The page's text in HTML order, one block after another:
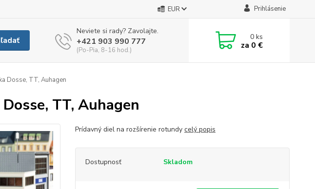
EUR Prihlásenie
Neviete si rady? Zavolajte.
+421 903 990 777
(Po-Pia, 8-16 hod.)
0ks
za 0 €
Dosse, TT, Auhagen
TT, Auhagen
Prídavný diel na rozšírenie rotundy celý popis
Dostupnosť Skladom